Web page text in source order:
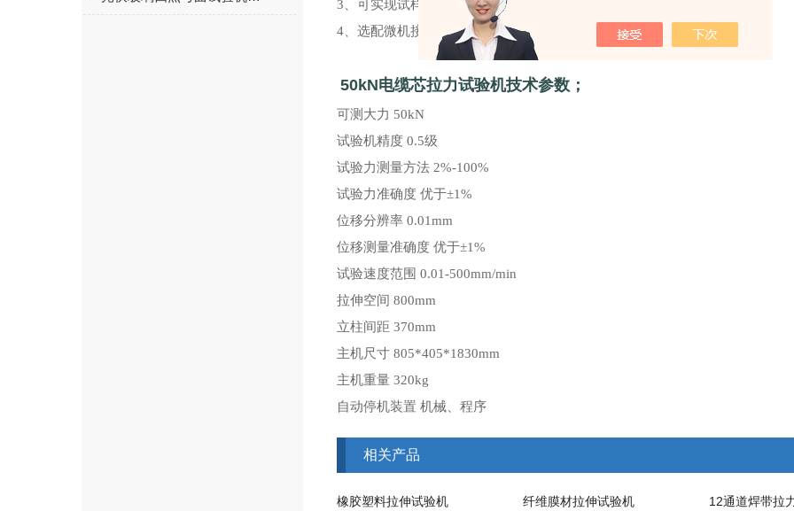
3、可实现试样装夹时横梁快慢升降调整，具有过载保护等功能。
4、选配微机接口，可外接微机实现试验过程的控制及数据的存储、打印。
50kN电缆芯拉力试验机技术参数；
可测大力 50kN
试验机精度 0.5级
试验力测量方法 2%-100%
试验力准确度 优于±1%
位移分辨率 0.01mm
位移测量准确度 优于±1%
试验速度范围 0.01-500mm/min
拉伸空间 800mm
立柱间距 370mm
主机尺寸 805*405*1830mm
主机重量 320kg
自动停机装置 机械、程序
相关产品
橡胶塑料拉伸试验机 纤维膜材拉伸试验机 12通道焊带拉